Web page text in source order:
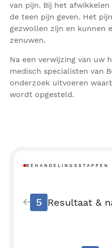
van pijn. Bij het
de teen pijn geven. Het
gezwollen zijn en kunnen
zenuwen.
Na een verwijzing van uw
medisch specialisten van
onderzoek uitvoeren
wordt opgesteld.
BEHANDELINGSSTAPPEN
5 Resultaat &